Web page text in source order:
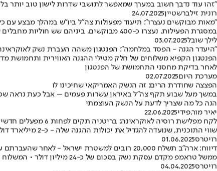
"זהו עוד נדבך חשוב במערך שמאפשר לתושבי שדרות לישון טוב יותר
רונית זילברשטיין24.07.2025
"מאות מבוקשים נעצרו": תיעוד מפעולות צה"ל ביו"ש במהלך מבצע עם
במסגרת הפעילות, נעצרו כ-400 מבוקשים, ביניהם שש חוליות מחבלים שתכננו לבצע פיגועים • בנוסף, כ-160 אמצעי לחימה ויותר ממיליון שקלים ששימשו לצורכי טרור הוחרמו
לילך שובל03.07.2025
"היעדר הגנה - הפסד במלחמה": הפנטגון משהה העברת נשק
הפנטגון הקפיא משלוחים של חלק מטילי ההגנה האווירית ותחמושת
לאחר בדיקת מחסני התחמושת של הפנטגון
מערכת היום02.07.2025
הפצצה שחודרת הרים: זה הנשק האמריקאי שחיכינו לו
במשך מעל שבוע תקף צה"ל באיראן עשרות פעמים – אבל כעת נראה
הנה כל מה שצריך לדעת על הנשק העוצמתי
יאיר מור,פידי22.06.2025
לקח מפלישת רוסיה לאוקראינה: בריטניה תקים לפחות 6 מפעלים חדשים לייצור נשק
שווי התוכנית, שנועדה להגדיל את יכולות ההגנה שלה - כ-2 מיליארד דולר • שר ההגנה הבריטי: "נהפוך את בריטניה לבטוחה יותר בבית וחזקה יותר בחו"ל"
רויטרס01.06.2025
דיווח: ארה"ב תשלח 20,000 רובים למשטרת ישראל - לאחר שהעברתם עוכבה בממשל ביידן
ממשל טראמפ מקדם עסקת נשק בסכום של כ-24 מיליון דולר • המשלוח הוקפא בתקופת ממשל ביידן מחשש שהנשק ישמשו לאלימות כלפי פלשתינים
רויטרס04.04.2025